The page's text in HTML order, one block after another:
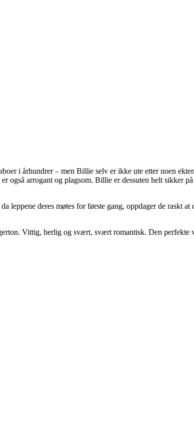
i århundrer – men Billie selv er ikke ute etter noen
arrogant og plagsom. Billie er dessuten helt sikker
deres møtes for første gang, oppdager de raskt at
Vittig, herlig og svært, svært romantisk. Den perfekte